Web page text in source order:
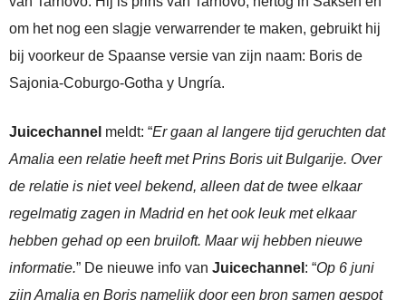
om het nog een slagje verwarrender te maken, gebruikt hij
bij voorkeur de Spaanse versie van zijn naam: Boris de
Sajonia-Coburgo-Gotha y Ungría.
Juicechannel meldt: “Er gaan al langere tijd geruchten dat
Amalia een relatie heeft met Prins Boris uit Bulgarije. Over
de relatie is niet veel bekend, alleen dat de twee elkaar
regelmatig zagen in Madrid en het ook leuk met elkaar
hebben gehad op een bruiloft. Maar wij hebben nieuwe
informatie.” De nieuwe info van Juicechannel : “Op 6 juni
zijn Amalia en Boris namelijk door een bron samen gespot